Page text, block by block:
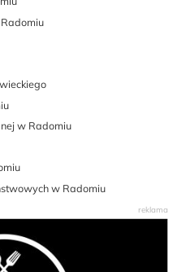
w Radomiu
w Radomiu